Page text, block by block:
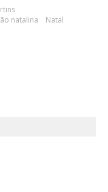
natalina
Natal